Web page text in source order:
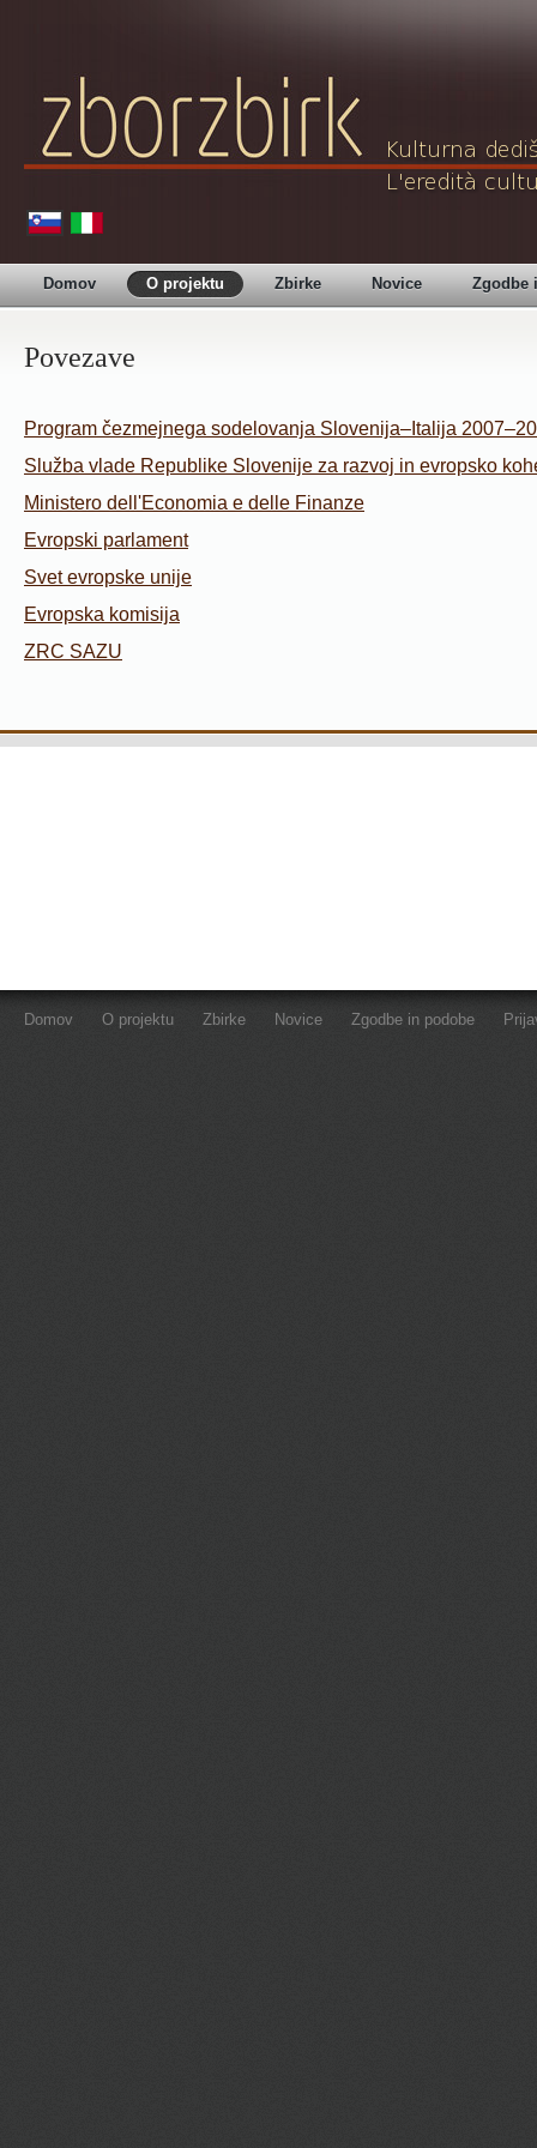
Domov O projektu Zbirke Novice Zgodbe
Povezave
Program čezmejnega sodelovanja Slovenija–Italija
Služba vlade Republike Slovenije za razvoj in evropsko
Ministero dell'Economia e delle Finanze
Evropski parlament
Svet evropske unije
Evropska komisija
ZRC SAZU
Domov O projektu Zbirke Novice Zgodbe in podobe